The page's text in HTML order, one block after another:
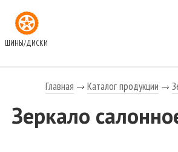
ШИНЫ/ДИСКИ
Главная Каталог продукции
Зеркало